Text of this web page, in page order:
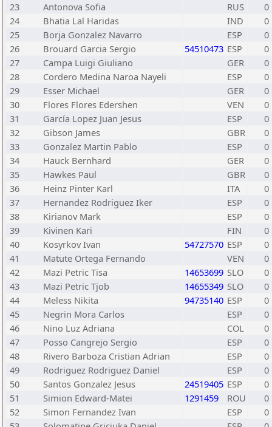
23
Antonova Sofia RUS
0
24
Bhatia Lal Haridas IND
0
25
Borja Gonzalez Navarro ESP
0
26
Brouard Garcia Sergio 54510473 ESP
0
27
Campa Luigi Giuliano GER
0
28
Cordero Medina Naroa Nayeli ESP
0
29
Esser Michael GER
0
30
Flores Flores Edershen VEN
0
31
García Lopez Juan Jesus ESP
0
32
Gibson James GBR
0
33
Gonzalez Martin Pablo ESP
0
34
Hauck Bernhard GER
0
35
Hawkes Paul GBR
0
36
Heinz Pinter Karl ITA
0
37
Hernandez Rodriguez Iker ESP
0
38
Kirianov Mark ESP
0
39
Kivinen Kari FIN
0
40
Kosyrkov Ivan 54727570 ESP
0
41
Matute Ortega Fernando VEN
0
42
Mazi Petric Tisa 14653699 SLO
0
43
Mazi Petric Tjob 14655349 SLO
0
44
Meless Nikita 94735140 ESP
0
45
Negrin Mora Carlos ESP
0
46
Nino Luz Adriana COL
0
47
Posso Cangrejo Sergio ESP
0
48
Rivero Barboza Cristian Adrian ESP
0
49
Rodriguez Rodriguez Daniel ESP
0
50
Santos Gonzalez Jesus 24519405 ESP
0
51
Simion Edward-Matei 1291459 ROU
0
52
Simon Fernandez Ivan ESP
0